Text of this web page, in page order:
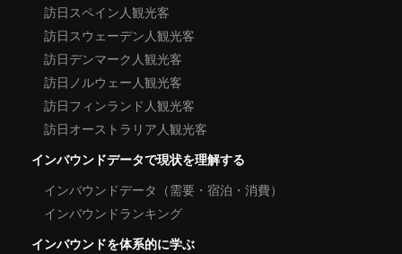
訪日スペイン人観光客
訪日スウェーデン人観光客
訪日デンマーク人観光客
訪日ノルウェー人観光客
訪日フィンランド人観光客
訪日オーストラリア人観光客
インバウンドデータで現状を理解する
インバウンドデータ（需要・宿泊・消費）
インバウンドランキング
インバウンドを体系的に学ぶ